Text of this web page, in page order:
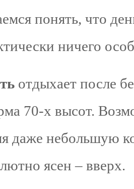
понять, что
ничего
отдыхает после
70-х высот.
даже небольшую
ясен – вверх.